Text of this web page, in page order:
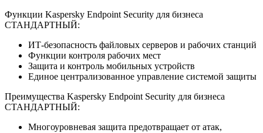
Функции Kaspersky Endpoint Security для бизнеса
СТАНДАРТНЫЙ:
ИТ-безопасность файловых серверов и рабочих станций
Функции контроля рабочих мест
Защита и контроль мобильных устройств
Единое централизованное управление системой защиты
Преимущества Kaspersky Endpoint Security для бизнеса
СТАНДАРТНЫЙ:
Многоуровневая защита предотвращает от атак,